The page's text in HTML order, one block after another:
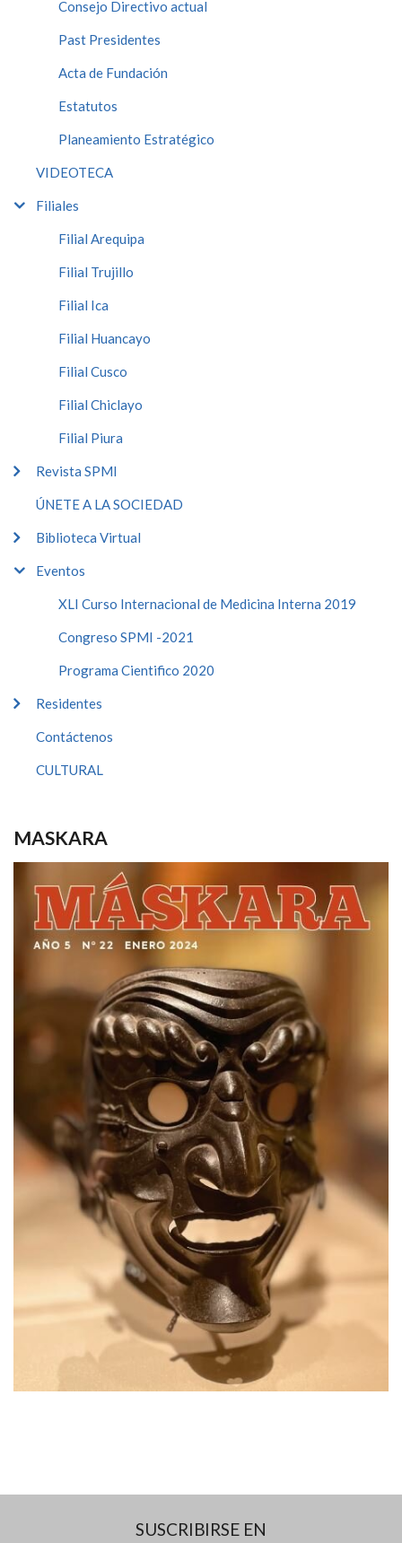
Consejo Directivo actual
Past Presidentes
Acta de Fundación
Estatutos
Planeamiento Estratégico
VIDEOTECA
Filiales
Filial Arequipa
Filial Trujillo
Filial Ica
Filial Huancayo
Filial Cusco
Filial Chiclayo
Filial Piura
Revista SPMI
ÚNETE A LA SOCIEDAD
Biblioteca Virtual
Eventos
XLI Curso Internacional de Medicina Interna 2019
Congreso SPMI -2021
Programa Cientifico 2020
Residentes
Contáctenos
CULTURAL
MASKARA
SUSCRIBIRSE EN